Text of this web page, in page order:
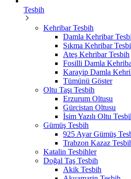
Tesbih
Kehribar Tesbih
Damla Kehribar
Sıkma Kehribar
Ateş Kehribar Tesbih
Fosilli Damla
Karayip Damla
Tümünü Göster
Oltu Taşı Tesbih
Erzurum Oltusu
Gürcistan Oltusu
İsim Yazılı Oltu
Gümüş Tesbih
925 Ayar Gümüş
Trabzon Kazaz
Katalin Tesbihler
Doğal Taş Tesbih
Akik Tesbih